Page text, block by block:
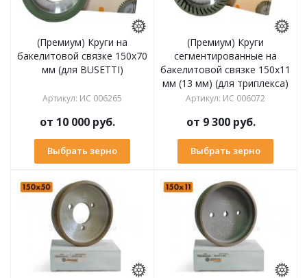
(Премиум) Круги на
бакелитовой связке 150х70
мм (для BUSETTI)
Артикул: ИС 006265
от 10 000 руб.
Выбрать зерно
(Премиум) Круги
сегментированные на
бакелитовой связке 150х11
мм (13 мм) (для триплекса)
Артикул: ИС 006072
от 9 300 руб.
Выбрать зерно